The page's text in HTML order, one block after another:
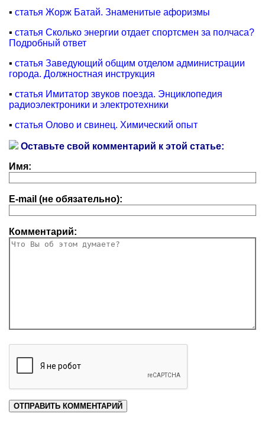
▪ статья Жорж Батай. Знаменитые афоризмы
▪ статья Сколько энергии отдает спортсмен за полчаса?
Подробный ответ
▪ статья Заведующий общим отделом администрации
города. Должностная инструкция
▪ статья Имитатор звуков поезда. Энциклопедия
радиоэлектроники и электротехники
▪ статья Олово и свинец. Химический опыт
Оставьте свой комментарий к этой статье:
Имя:
E-mail (не обязательно):
Комментарий: